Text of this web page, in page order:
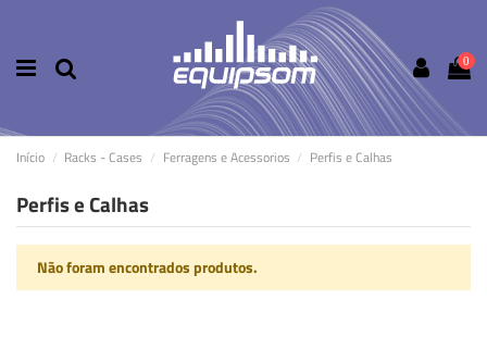
0
Início Racks - Cases Ferragens e Acessorios Perfis e Calhas
Perfis e Calhas
Não foram encontrados produtos.